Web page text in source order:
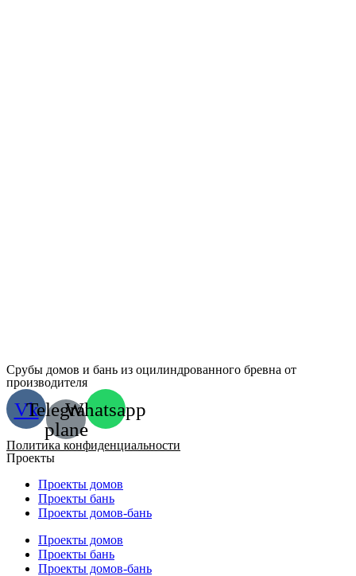
Срубы домов и бань из оцилиндрованного бревна от
производителя
VkTelegram-
plane
Whatsapp
Политика конфиденциальности
Проекты
Проекты домов
Проекты бань
Проекты домов-бань
Проекты домов
Проекты бань
Проекты домов-бань